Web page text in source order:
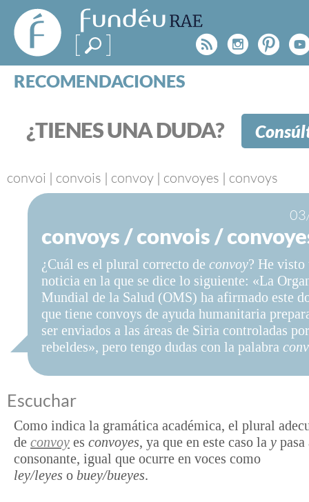
FundéuRAE
- Fundación
del Español
Urgente
Rss
RECOMENDACIONES
CATEGORÍAS
ESPECIALES
BLOG
NOTICIAS
SOBRE LA FUNDÉURAE
FundéuRAE es una fundación patrocinada por la
y la Real Academia Española, cuyo objetivo es
el buen uso del español en los medios de
Internet.
¿TIENES UNA DUDA?
convoi | convois | convoy | convoyes | convoys
convoys / convois /
¿Cuál es el plural correcto de convoy? He visto
noticia en la que se dice lo siguiente: «La
Mundial de la Salud (OMS) ha afirmado este
que tiene convoys de ayuda humanitaria
ser enviados a las áreas de Siria controladas por
rebeldes», pero tengo dudas con la palabra
Escuchar
Como indica la gramática académica, el plural
de convoy es convoyes, ya que en este caso la y pasa
consonante, igual que ocurre en voces como
ley/leyes o buey/bueyes.